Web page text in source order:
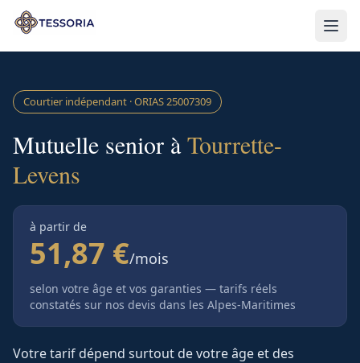
Aller au contenu principal
Courtier indépendant · ORIAS25007309
Mutuelle senior àTourrette-
Levens
à partir de
51,87 €/mois
selon votre âge et vos garanties — tarifs réels
constatés sur nos devis dans les Alpes-Maritimes
Votre tarif dépend surtout de votre âge et des